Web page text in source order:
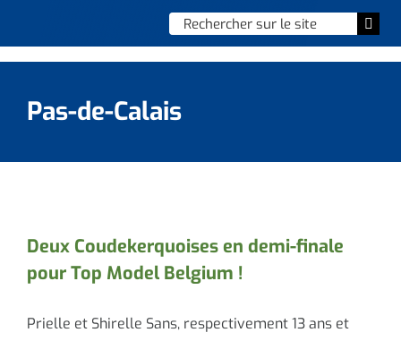
Chercher
:
Vie municipale
Culture et loisirs
Social & solidarité
Pas-de-Calais
Deux Coudekerquoises en demi-finale
pour Top Model Belgium !
Prielle et Shirelle Sans, respectivement 13 ans et